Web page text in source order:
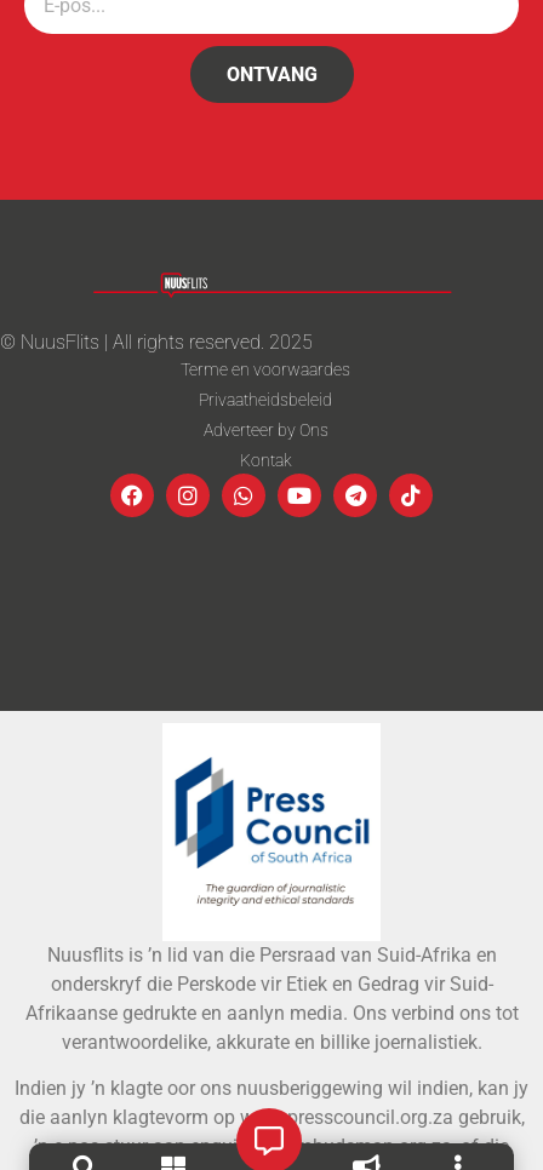
ONTVANG
© NuusFlits | All rights reserved. 2025
Terme en voorwaardes
Privaatheidsbeleid
Adverteer by Ons
Kontak
Nuusflits is ’n lid van die Persraad van Suid-Afrika en
onderskryf die Perskode vir Etiek en Gedrag vir Suid-
Afrikaanse gedrukte en aanlyn media. Ons verbind ons tot
verantwoordelike, akkurate en billike joernalistiek.
Indien jy ’n klagte oor ons nuusberiggewing wil indien, kan jy
die aanlyn klagtevorm op www.presscouncil.org.za gebruik,
’n e-pos stuur aanenquiries@ombudsman.org.za, of die